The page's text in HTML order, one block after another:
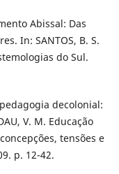
Abissal: Das
In: SANTOS, B. S.
do Sul.
decolonial:
V. M. Educação
tensões e
p. 12-42.